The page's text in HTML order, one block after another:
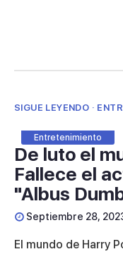
SIGUE LEYENDO ·
Entretenimiento
De luto el
Fallece el
"Albus
Septiembre 28,
El mundo de Harry